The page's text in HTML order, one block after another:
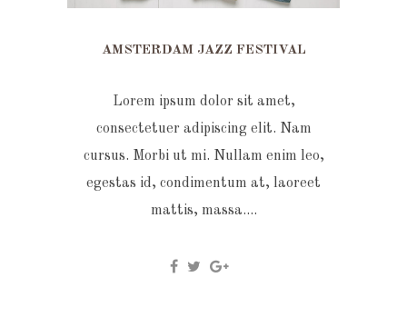
AMSTERDAM JAZZ FESTIVAL
Lorem ipsum dolor sit amet,
consectetuer adipiscing elit. Nam
cursus. Morbi ut mi. Nullam enim leo,
egestas id, condimentum at, laoreet
mattis, massa....